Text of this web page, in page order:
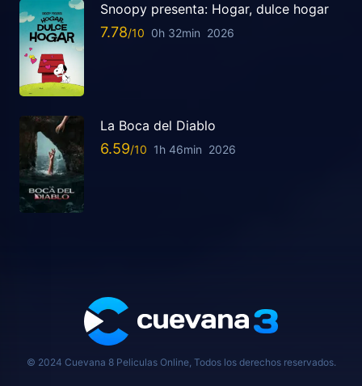
Snoopy presenta: Hogar, dulce hogar
7.78 0h 32min 2026
La Boca del Diablo
6.59 1h 46min 2026
© 2024 Cuevana 8 Peliculas Online, Todos los derechos reservados.